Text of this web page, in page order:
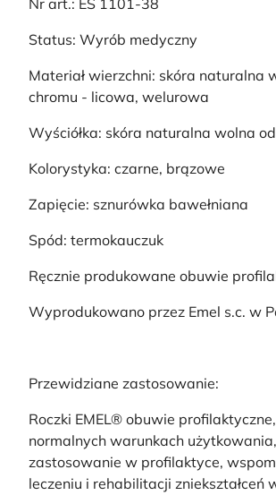
Nr art.: ES 1101-38
Status: Wyrób medyczny
Materiał wierzchni: skóra naturalna
chromu - licowa, welurowa
Wyściółka: skóra naturalna wolna
Kolorystyka: czarne, brązowe
Zapięcie: sznurówka bawełniana
Spód: termokauczuk
Ręcznie produkowane obuwie
Wyprodukowano przez Emel s.c. w
Przewidziane zastosowanie:
Roczki EMEL® obuwie
normalnych warunkach
zastosowanie w profilaktyce,
leczeniu i rehabilitacji zniekształceń